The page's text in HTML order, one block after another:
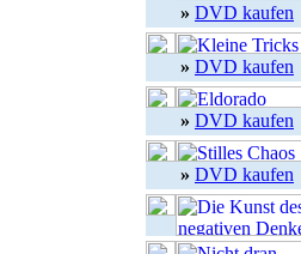
» DVD kaufen
» DVD kaufen
» DVD kaufen
» DVD kaufen